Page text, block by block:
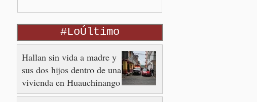
#LoÚltimo
Hallan sin vida a madre y
sus dos hijos dentro de una
vivienda en Huauchinango